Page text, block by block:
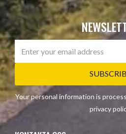
Your personal information is
privacy